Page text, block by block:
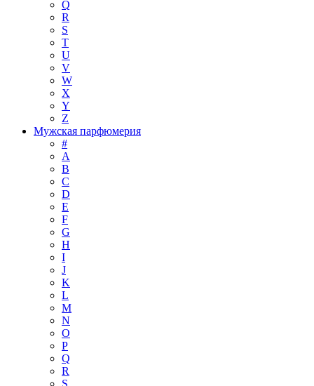
Q
R
S
T
U
V
W
X
Y
Z
Мужская парфюмерия
#
A
B
C
D
E
F
G
H
I
J
K
L
M
N
O
P
Q
R
S